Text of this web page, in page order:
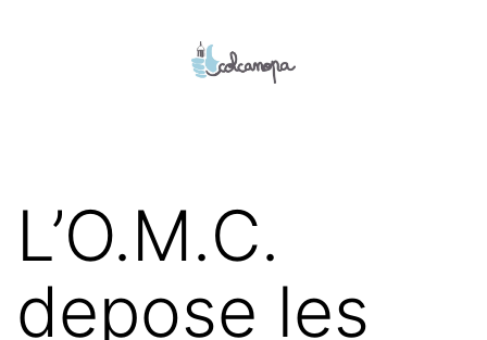
L’O.M.C.
depose les